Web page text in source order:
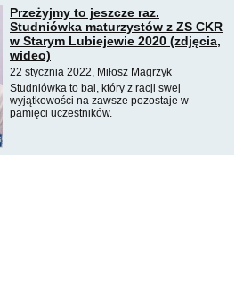
Przeżyjmy to jeszcze raz.
Studniówka maturzystów z ZS CKR
w Starym Lubiejewie 2020 (zdjęcia,
wideo)
22 stycznia 2022, Miłosz Magrzyk
Studniówka to bal, który z racji swej
wyjątkowości na zawsze pozostaje w
pamięci uczestników.